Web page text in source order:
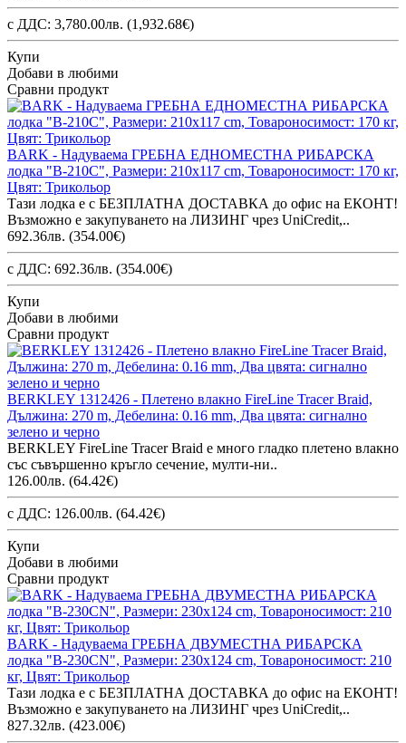
с ДДС: 3,780.00лв. (1,932.68€)
Купи
Добави в любими
Сравни продукт
BARK - Надуваема ГРЕБНА ЕДНОМЕСТНА РИБАРСКА
лодка "B-210C", Размери: 210x117 cm, Товароносимост: 170 кг,
Цвят: Трикольор
Тази лодка е с БЕЗПЛАТНА ДОСТАВКА до офис на ЕКОНТ!
Възможно е закупуването на ЛИЗИНГ чрез UniCredit,..
692.36лв. (354.00€)
с ДДС: 692.36лв. (354.00€)
Купи
Добави в любими
Сравни продукт
BERKLEY 1312426 - Плетено влакно FireLine Tracer Braid,
Дължина: 270 m, Дебелина: 0.16 mm, Два цвята: сигнално
зелено и черно
BERKLEY FireLine Tracer Braid е много гладко плетено влакно
със съвършенно кръгло сечение, мулти-ни..
126.00лв. (64.42€)
с ДДС: 126.00лв. (64.42€)
Купи
Добави в любими
Сравни продукт
BARK - Надуваема ГРЕБНА ДВУМЕСТНА РИБАРСКА
лодка "B-230CN", Размери: 230x124 cm, Товароносимост: 210
кг, Цвят: Трикольор
Тази лодка е с БЕЗПЛАТНА ДОСТАВКА до офис на ЕКОНТ!
Възможно е закупуването на ЛИЗИНГ чрез UniCredit,..
827.32лв. (423.00€)